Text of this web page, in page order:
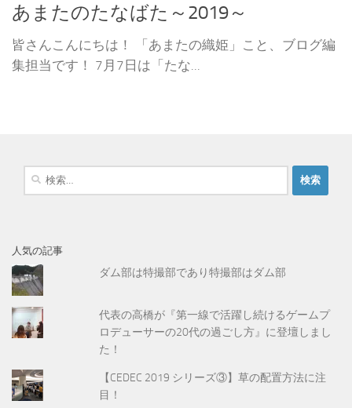
あまたのたなばた～2019～
皆さんこんにちは！ 「あまたの織姫」こと、ブログ編
集担当です！ 7月7日は「たな...
人気の記事
ダム部は特撮部であり特撮部はダム部
代表の高橋が『第一線で活躍し続けるゲームプ
ロデューサーの20代の過ごし方』に登壇しまし
た！
【CEDEC 2019 シリーズ③】草の配置方法に注
目！